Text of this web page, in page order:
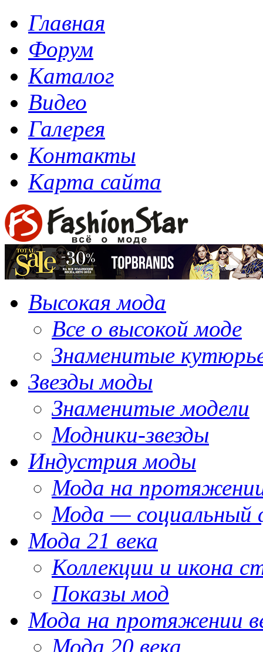
Главная
Форум
Каталог
Видео
Галерея
Контакты
Карта сайта
Высокая мода
Все о высокой моде
Знаменитые
Звезды моды
Знаменитые модели
Модники-звезды
Индустрия моды
Мода на
Мода — социальный
Мода 21 века
Коллекции и икона
Показы мод
Мода на протяжении
Мода 20 века